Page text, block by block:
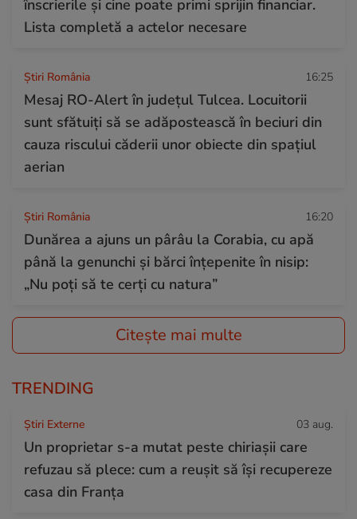
înscrierile și cine poate primi sprijin financiar.
Lista completă a actelor necesare
Știri România 16:25
Mesaj RO-Alert în judeţul Tulcea. Locuitorii
sunt sfătuiţi să se adăpostească în beciuri din
cauza riscului căderii unor obiecte din spațiul
aerian
Știri România 16:20
Dunărea a ajuns un pârâu la Corabia, cu apă
până la genunchi și bărci înțepenite în nisip:
„Nu poți să te cerți cu natura”
Citește mai multe
TRENDING
Știri Externe 03 aug.
Un proprietar s-a mutat peste chiriașii care
refuzau să plece: cum a reușit să își recupereze
casa din Franța